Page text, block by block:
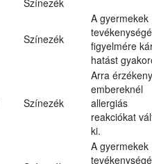
Színezék
A gyermekek
figyelmére
hatást
Színezék
Arra érzékeny
embereknél
allergiás
reakciókat
ki.
A gyermekek